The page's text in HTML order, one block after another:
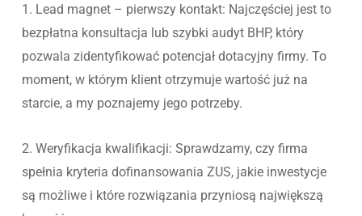
1. Lead magnet – pierwszy kontakt: Najczęściej jest to
bezpłatna konsultacja lub szybki audyt BHP, który
pozwala zidentyfikować potencjał dotacyjny firmy. To
moment, w którym klient otrzymuje wartość już na
starcie, a my poznajemy jego potrzeby.
2. Weryfikacja kwalifikacji: Sprawdzamy, czy firma
spełnia kryteria dofinansowania ZUS, jakie inwestycje
są możliwe i które rozwiązania przyniosą największą